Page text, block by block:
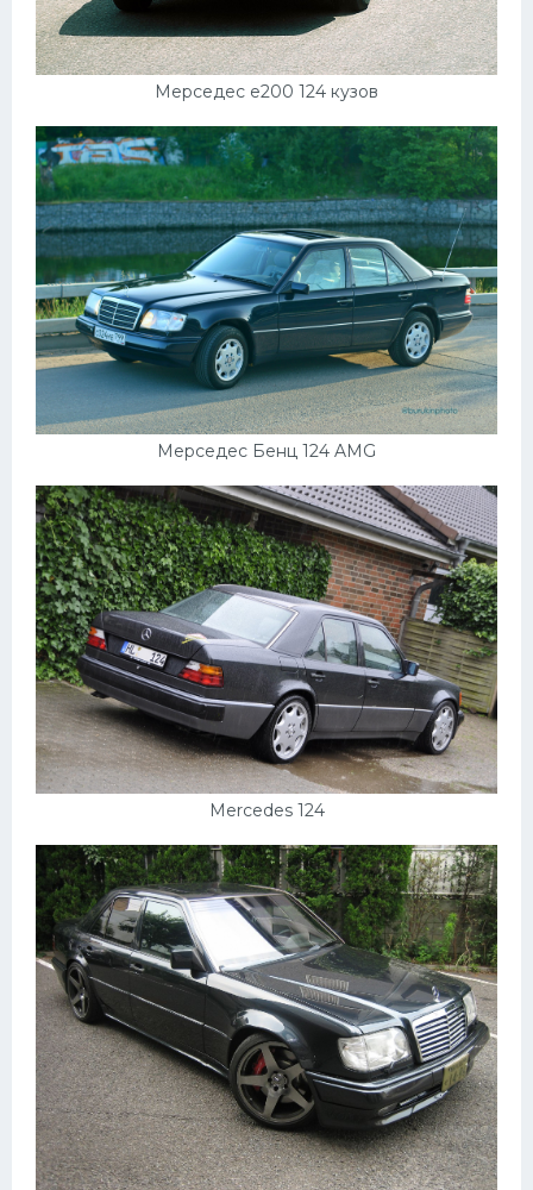
Мерседес е200 124 кузов
Мерседес Бенц 124 AMG
Mercedes 124